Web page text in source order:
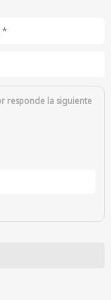
responde la siguiente